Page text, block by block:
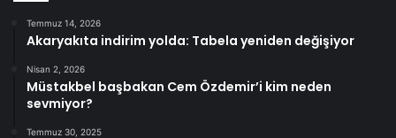
Temmuz 14, 2026
Akaryakıta indirim yolda: Tabela yeniden değişiyor
Nisan 2, 2026
Müstakbel başbakan Cem Özdemir’i kim neden
sevmiyor?
Temmuz 30, 2025